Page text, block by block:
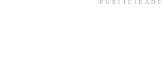
PUBLICIDADE